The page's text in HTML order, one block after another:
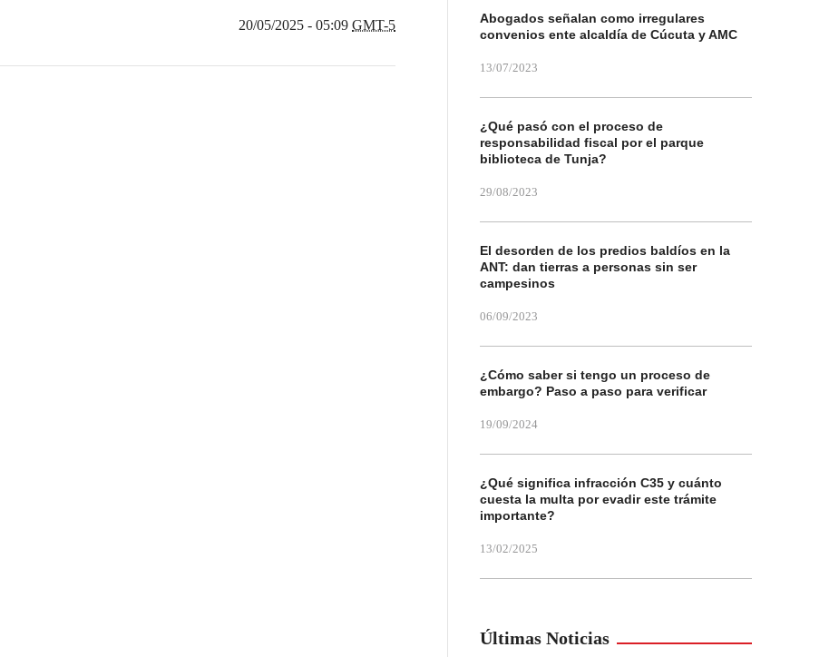
20/05/2025 - 05:09 GMT-5
Abogados señalan como irregulares
convenios ente alcaldía de Cúcuta y AMC
13/07/2023
¿Qué pasó con el proceso de
responsabilidad fiscal por el parque
biblioteca de Tunja?
29/08/2023
El desorden de los predios baldíos en la
ANT: dan tierras a personas sin ser
campesinos
06/09/2023
¿Cómo saber si tengo un proceso de
embargo? Paso a paso para verificar
19/09/2024
¿Qué significa infracción C35 y cuánto
cuesta la multa por evadir este trámite
importante?
13/02/2025
Últimas Noticias